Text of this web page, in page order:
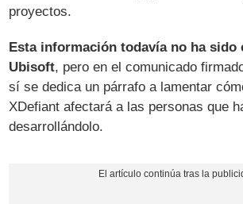
proyectos.
Esta información todavía no ha sido
Ubisoft, pero en el comunicado
sí se dedica un párrafo a lamentar
XDefiant afectará a las personas que
desarrollándolo.